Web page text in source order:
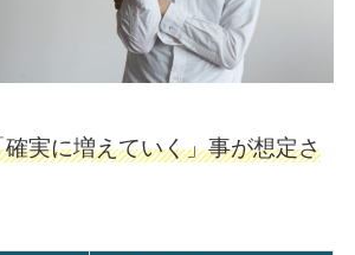
実に増えていく」事が想定さ